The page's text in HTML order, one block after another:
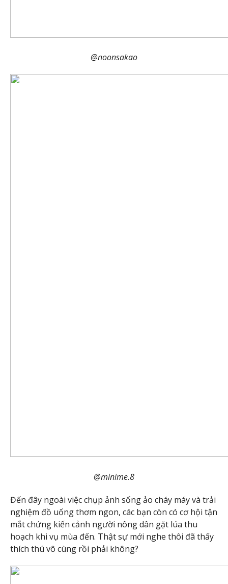
@noonsakao
@minime.8
Đến đây ngoài việc chụp ảnh sống ảo cháy máy và trải
nghiệm đồ uống thơm ngon, các bạn còn có cơ hội tận
mắt chứng kiến cảnh người nông dân gặt lúa thu
hoạch khi vụ mùa đến. Thật sự mới nghe thôi đã thấy
thích thú vô cùng rồi phải không?